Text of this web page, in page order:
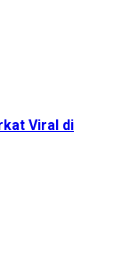
Viral di